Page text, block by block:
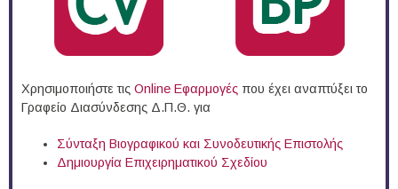
Χρησιμοποιήστε τις Online Eφαρμογές που έχει αναπτύξει το
Γραφείο Διασύνδεσης Δ.Π.Θ. για
Σύνταξη Βιογραφικού και Συνοδευτικής Επιστολής
Δημιουργία Επιχειρηματικού Σχεδίου